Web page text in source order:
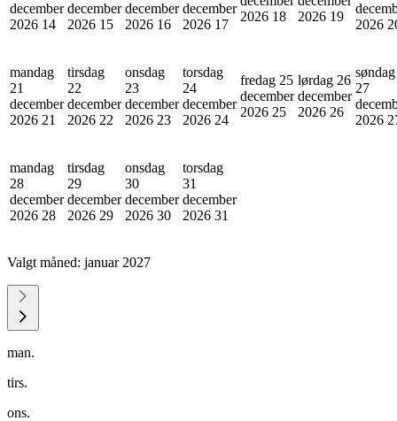
december
2026 14
december
2026 15
december
2026 16
december
2026 17
2026 18
2026 19
2026
mandag
21
december
2026 21
tirsdag
22
december
2026 22
onsdag
23
december
2026 23
torsdag
24
december
2026 24
fredag 25
december
2026 25
lørdag 26
december
2026 26
søndag
27
2026
mandag
28
december
2026 28
tirsdag
29
december
2026 29
onsdag
30
december
2026 30
torsdag
31
december
2026 31
Valgt måned: januar 2027
man.
tirs.
ons.